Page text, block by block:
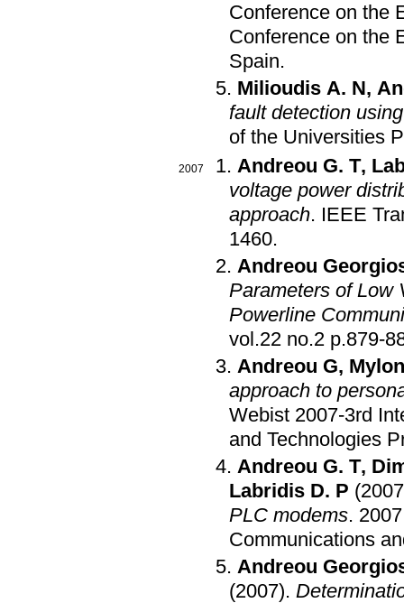
Conference on the
Conference on the
Spain.
Milioudis A. N,
fault detection
of the Universities
2007 Andreou G. T,
voltage power
approach. IEEE
1460.
Andreou
Parameters of Low
Powerline
vol.22 no.2
Andreou G,
approach to
Webist 2007-3rd
and Technologies
Andreou G. T,
Labridis D. P
PLC modems.
Communications
Andreou
(2007).